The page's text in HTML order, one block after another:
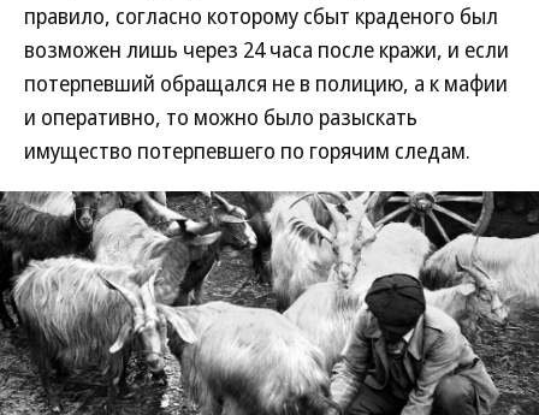
правило, согласно которому сбыт краденого был
возможен лишь через 24 часа после кражи, и если
потерпевший обращался не в полицию, а к мафии
и оперативно, то можно было разыскать
имущество потерпевшего по горячим следам.